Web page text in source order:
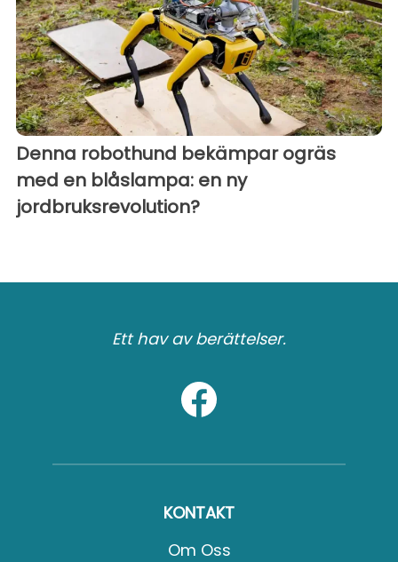
Denna robothund bekämpar ogräs
med en blåslampa: en ny
jordbruksrevolution?
Ett hav av berättelser.
KONTAKT
Om Oss